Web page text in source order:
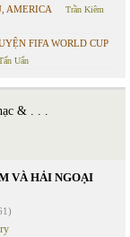
AMERICA
Trần Kiêm
FIFA WORLD CUP
Uẩn
& . . .
VÀ HẢI NGOẠI